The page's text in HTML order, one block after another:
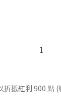
折抵紅利 900 點 (